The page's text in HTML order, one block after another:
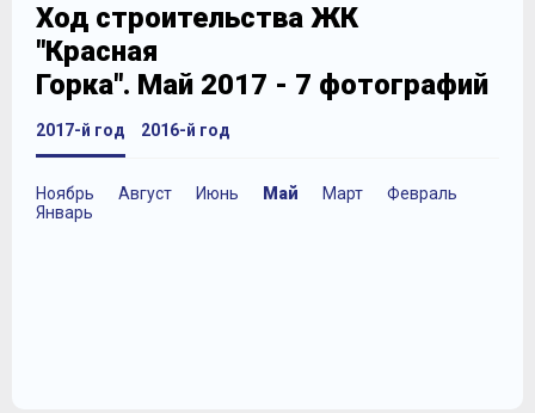
Ход строительства ЖК
"Красная
Горка". Май 2017 - 7 фотографий
2017-й год
Ноябрь Август Июнь Май Март
Февраль
Январь
2016-й год